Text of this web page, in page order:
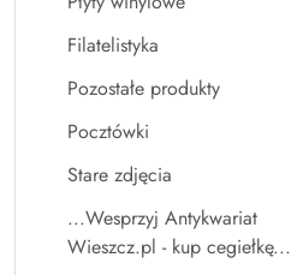
Filatelistyka
Pozostałe produkty
Pocztówki
Stare zdjęcia
...Wesprzyj Antykwariat
Wieszcz.pl - kup cegiełkę...